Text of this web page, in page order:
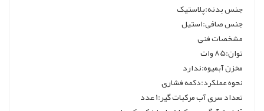
جنس بدنه:پلاستیک
جنس صافی:استیل
مشخصات فنی
توان:85 وات
مخزن آبمیوه:ندارد
نحوه عملکرد:دکمه فشاری
تعداد سری آب مرکبات گیر:1 عدد